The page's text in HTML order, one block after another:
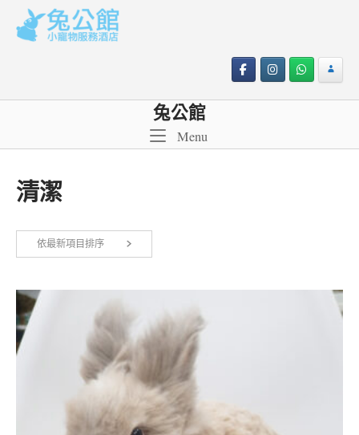
content
兔公館
MenuMenu
清潔
依最新項目排序
項